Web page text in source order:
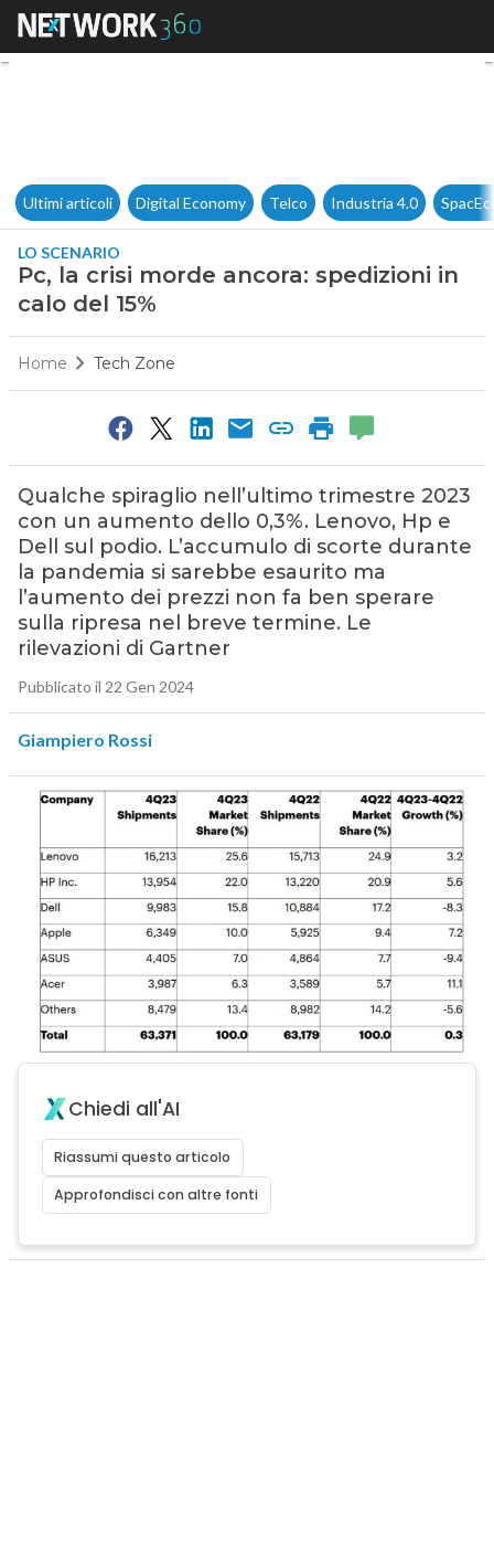
Pc, la crisi morde ancora:
Ultimi articoli Digital Economy Telco Industria 4.0
LO SCENARIO
Pc, la crisi morde ancora: spedizioni in
calo del 15%
Home Tech Zone
Qualche spiraglio nell’ultimo trimestre 2023
con un aumento dello 0,3%. Lenovo, Hp e
Dell sul podio. L’accumulo di scorte durante
la pandemia si sarebbe esaurito ma
l’aumento dei prezzi non fa ben sperare
sulla ripresa nel breve termine. Le
rilevazioni di Gartner
Pubblicato il 22 Gen 2024
Giampiero Rossi
Chiedi all'AI
Riassumi questo articolo
Approfondisci con altre fonti